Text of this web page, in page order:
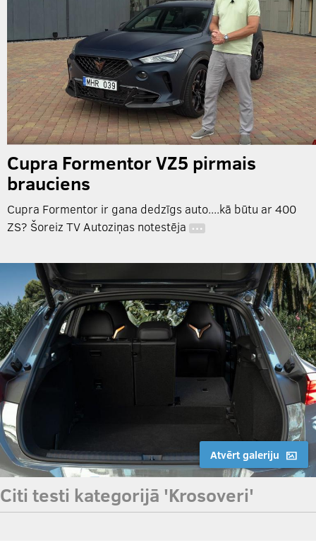
Cupra Formentor VZ5 pirmais
brauciens
Cupra Formentor ir gana dedzīgs auto....kā būtu ar 400
ZS? Šoreiz TV Autoziņas notestēja …
Atvērt galeriju
Citi testi kategorijā 'Krosoveri'